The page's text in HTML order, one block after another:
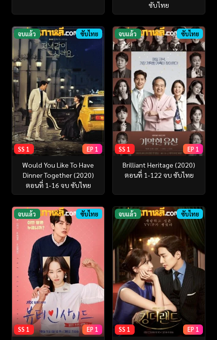
ซับไทย
จบแล้ว ซับไทย
SS 1 EP 1
Would You Like To Have
Dinner Together (2020)
ตอนที่ 1-16 จบ ซับไทย
จบแล้ว ซับไทย
SS 1 EP 1
Brilliant Heritage (2020)
ตอนที่ 1-122 จบ ซับไทย
จบแล้ว ซับไทย
SS 1 EP 1
จบแล้ว ซับไทย
SS 1 EP 1